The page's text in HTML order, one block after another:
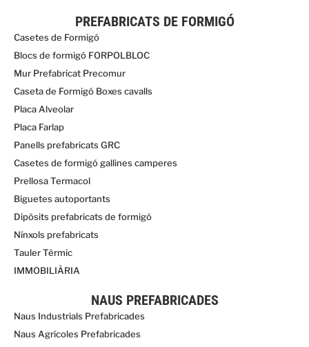
PREFABRICATS DE FORMIGÓ
Casetes de Formigó
Blocs de formigó FORPOLBLOC
Mur Prefabricat Precomur
Caseta de Formigó Boxes cavalls
Placa Alveolar
Placa Farlap
Panells prefabricats GRC
Casetes de formigó gallines camperes
Prellosa Termacol
Biguetes autoportants
Dipòsits prefabricats de formigó
Nínxols prefabricats
Tauler Tèrmic
IMMOBILIÀRIA
NAUS PREFABRICADES
Naus Industrials Prefabricades
Naus Agrícoles Prefabricades